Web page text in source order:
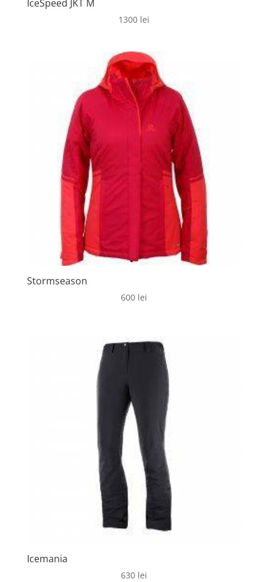
IceSpeed JKT M
1300 lei
Stormseason
600 lei
Icemania
630 lei